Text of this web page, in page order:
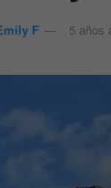
F 5 años